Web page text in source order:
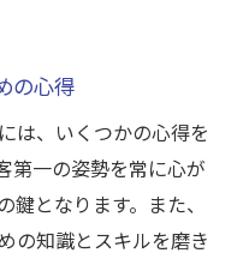
の心得
は、いくつかの心得を
第一の姿勢を常に心が
となります。また、
の知識とスキルを磨き